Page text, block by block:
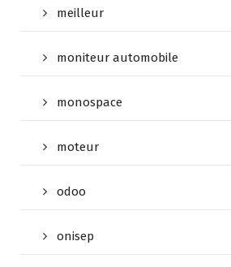
meilleur
moniteur automobile
monospace
moteur
odoo
onisep